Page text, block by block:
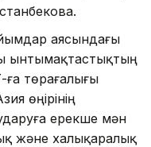
аясындағы
ынтымақтастықтың
төрағалығы
өңірінің
ерекше мән
және халықаралық